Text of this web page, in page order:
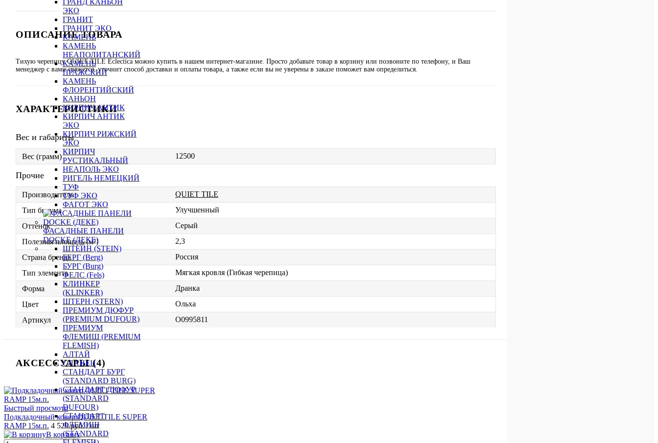
ГРАНД КАНЬОН
ЭКО
ГРАНИТ
ГРАНИТ ЭКО
КАМЕНЬ
КАМЕНЬ
НЕАПОЛИТАНСКИЙ
КАМЕНЬ
ПРАЖСКИЙ
КАМЕНЬ
ФЛОРЕНТИЙСКИЙ
КАНЬОН
КИРПИЧ АНТИК
КИРПИЧ АНТИК
ЭКО
КИРПИЧ РИЖСКИЙ
ЭКО
КИРПИЧ
РУСТИКАЛЬНЫЙ
НЕАПОЛЬ ЭКО
РИГЕЛЬ НЕМЕЦКИЙ
ТУФ
ТУФ ЭКО
ФАГОТ ЭКО
ФАСАДНЫЕ ПАНЕЛИ
DOCKE (ДЕКЕ)
ШТЕЙН (STEIN)
БЕРГ (Berg)
БУРГ (Burg)
ФЕЛС (Fels)
КЛИНКЕР
(KLINKER)
ШТЕРН (STERN)
ПРЕМИУМ ДЮФУР
(PREMIUM DUFOUR)
ПРЕМИУМ
ФЛЕМИШ (PREMIUM
FLEMISH)
АЛТАЙ
СЛАНЕЦ
СТАНДАРТ БУРГ
(STANDARD BURG)
СТАНДАРТ ДЮФУР
(STANDARD
DUFOUR)
СТАНДАРТ
ФЛЕМИШ
(STANDARD
ОПИСАНИЕ ТОВАРА
Тихую черепицу QUIET TILE Eclectica можно купить в нашем интернет-магазине. Просто добавьте товар в корзину или позвоните по телефону, и Ваш
менеджер с вами свяжется, уточнит способ доставки и оплаты товара, а также если вы не уверены в заказе поможет вам определиться.
ХАРАКТЕРИСТИКИ
Вес и габариты
Вес (грамм) 12500
Прочие
Производитель
QUIET TILE
Тип битума
Улучшенный
Оттенок
Серый
Полезная площадь (м²)
2,3
Страна бренда
Россия
Тип элемента
Мягкая кровля (Гибкая черепица)
Форма
Дранка
Цвет
Ольха
Артикул
O0995811
АКСЕССУАРЫ (4)
Быстрый просмотр
Подкладочный ковер QUIET TILE SUPER
RAMP 15м.п. 4 529 руб./ шт
В корзину